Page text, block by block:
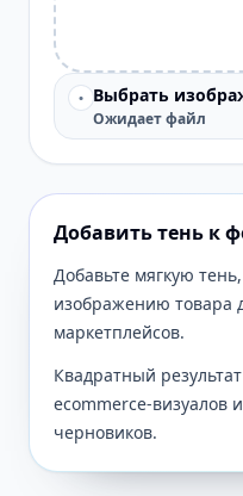
• Выбрать
Ожидает файл
Добавить тень к
Добавьте мягкую
изображению товара
маркетплейсов.
Квадратный
ecommerce-визуалов
черновиков.